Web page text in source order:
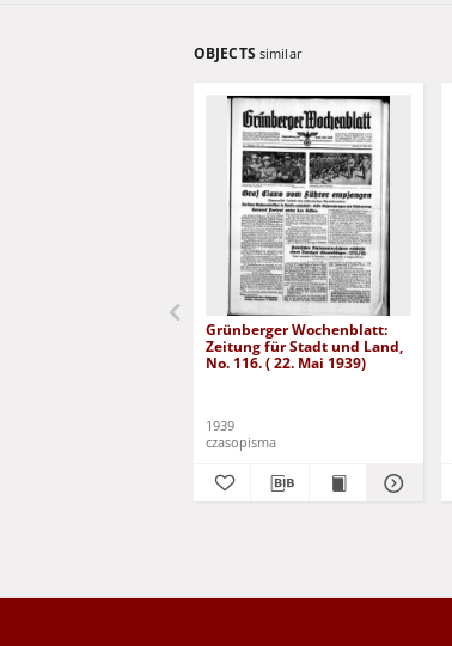
OBJECTS similar
Grünberger Wochenblatt:
Zeitung für Stadt und Land,
No. 116. ( 22. Mai 1939)
1939
czasopisma